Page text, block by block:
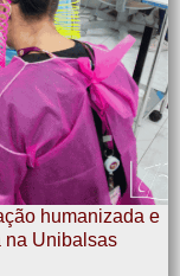
humanizada e
na Unibalsas